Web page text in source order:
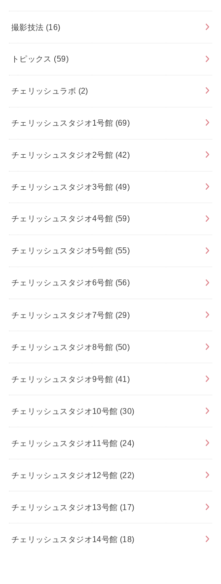
撮影技法 (16)
トピックス (59)
チェリッシュラボ (2)
チェリッシュスタジオ1号館 (69)
チェリッシュスタジオ2号館 (42)
チェリッシュスタジオ3号館 (49)
チェリッシュスタジオ4号館 (59)
チェリッシュスタジオ5号館 (55)
チェリッシュスタジオ6号館 (56)
チェリッシュスタジオ7号館 (29)
チェリッシュスタジオ8号館 (50)
チェリッシュスタジオ9号館 (41)
チェリッシュスタジオ10号館 (30)
チェリッシュスタジオ11号館 (24)
チェリッシュスタジオ12号館 (22)
チェリッシュスタジオ13号館 (17)
チェリッシュスタジオ14号館 (18)